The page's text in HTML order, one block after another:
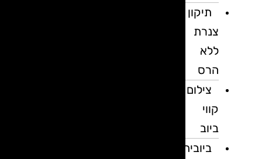
תיקון
צנרת
ללא
הרס
צילום
קווי
ביוב
ביובית